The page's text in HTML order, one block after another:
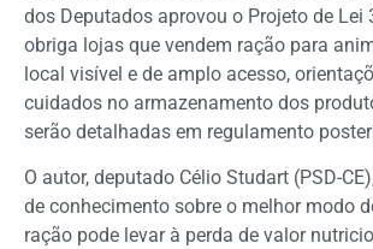
dos Deputados aprovou o Projeto de Lei
obriga lojas que vendem ração para
local visível e de amplo acesso,
cuidados no armazenamento dos
serão detalhadas em regulamento
O autor, deputado Célio Studart (PSD-
de conhecimento sobre o melhor modo
ração pode levar à perda de valor